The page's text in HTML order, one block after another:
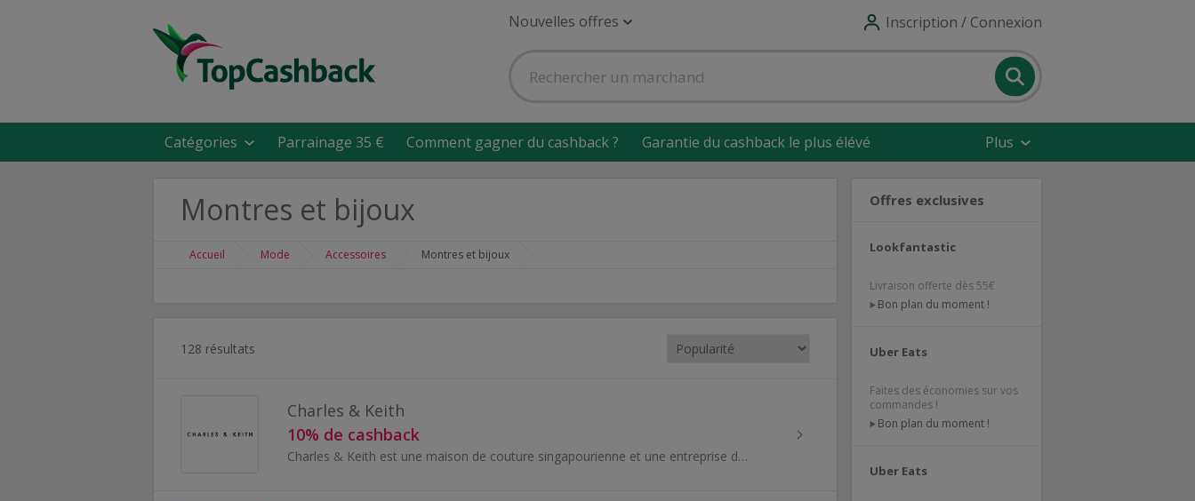
Nouvelles offres Inscription / Connexion
Catégories Parrainage 35 € Comment gagner du cashback ? Garantie du cashback le plus élévé Plus
Montres et bijoux
Accueil Mode Accessoires Montres et bijoux
128 résultats
Charles & Keith
10% de cashback
Charles & Keith est une maison de couture singapourienne et une entreprise de produits de luxe fondée en 1996.
Offres exclusives
Lookfantastic
Livraison offerte dès 55€
Bon plan du moment !
Uber Eats
Faites des économies sur vos
commandes !
Bon plan du moment !
Uber Eats